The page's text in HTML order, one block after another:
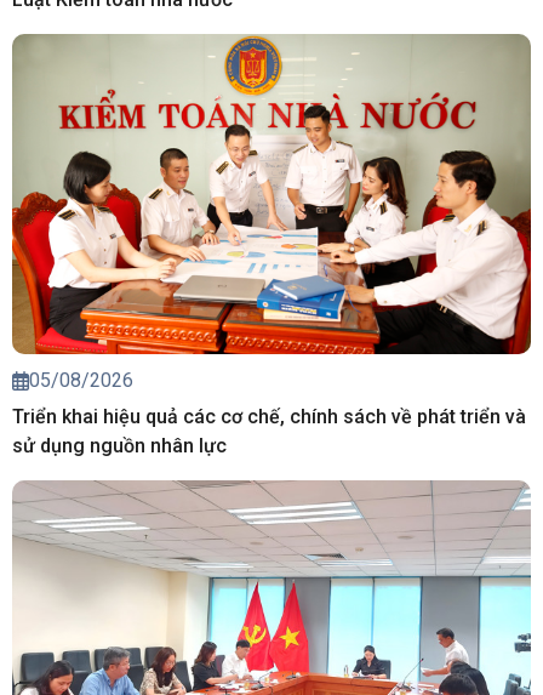
05/08/2026
Triển khai hiệu quả các cơ chế, chính sách về phát triển và
sử dụng nguồn nhân lực